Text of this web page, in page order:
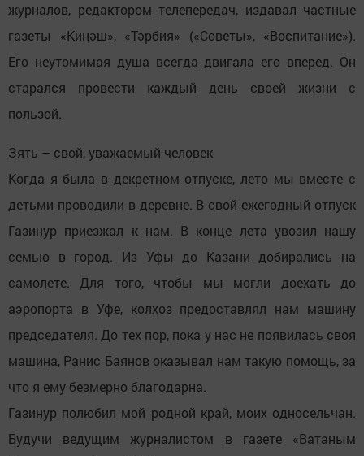
журналов, редактором телепередач, издавал частные
газеты «Киңәш», «Тәрбия» («Советы», «Воспитание»).
Его неутомимая душа всегда двигала его вперед. Он
старался провести каждый день своей жизни с
пользой.
Зять – свой, уважаемый человек
Когда я была в декретном отпуске, лето мы вместе с
детьми проводили в деревне. В свой ежегодный отпуск
Газинур приезжал к нам. В конце лета увозил нашу
семью в город. Из Уфы до Казани добирались на
самолете. Для того, чтобы мы могли доехать до
аэропорта в Уфе, колхоз предоставлял нам машину
председателя. До тех пор, пока у нас не появилась своя
машина, Ранис Баянов оказывал нам такую помощь, за
что я ему безмерно благодарна.
Газинур полюбил мой родной край, моих односельчан.
Будучи ведущим журналистом в газете «Ватаным